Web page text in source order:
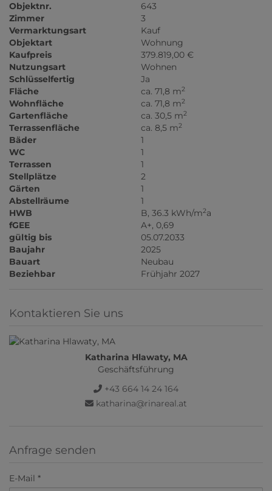
Objektnr.
643
Zimmer
3
Vermarktungsart
Kauf
Objektart
Wohnung
Kaufpreis
379.819,00 €
Nutzungsart
Wohnen
Schlüsselfertig
Ja
Fläche
ca. 71,8 m2
Wohnfläche ca. 71,8 m2
Gartenfläche ca. 30,5 m2
Terrassenfläche ca. 8,5 m2
Bäder
1
WC
1
Terrassen
1
Stellplätze
2
Gärten
1
Abstellräume
1
HWB
B, 36.3 kWh/m2a
fGEE
A+, 0,69
gültig bis
05.07.2033
Baujahr
2025
Bauart
Neubau
Beziehbar
Frühjahr 2027
Kontaktieren Sie uns
Katharina Hlawaty, MA
Geschäftsführung
+43 664 14 24 164
katharina@rinareal.at
Anfrage senden
E-Mail